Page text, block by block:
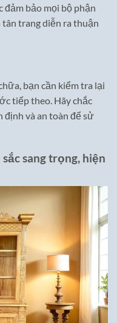
đảm bảo mọi bộ phận
trang diễn ra thuận
bạn cần kiểm tra lại
tiếp theo. Hãy chắc
và an toàn để sử
sang trọng, hiện